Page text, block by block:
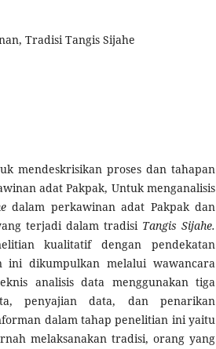
Tradisi Tangis Sijahe
mendeskrisikan proses dan tahapan
adat Pakpak, Untuk menganalisis
dalam perkawinan adat Pakpak dan
terjadi dalam tradisi Tangis Sijahe.
kualitatif dengan pendekatan
ini dikumpulkan melalui wawancara
analisis data menggunakan tiga
penyajian data, dan penarikan
dalam tahap penelitian ini yaitu
melaksanakan tradisi, orang yang